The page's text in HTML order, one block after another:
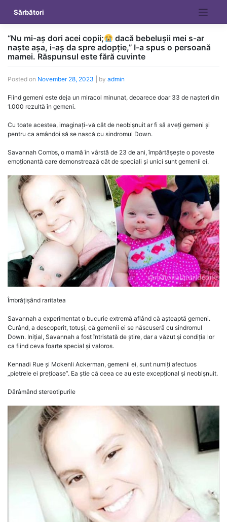
content
Sărbători
“Nu mi-aș dori acei copii;
dacă bebelușii mei s-ar
naște așa, i-aș da spre adopție,” I-a spus o persoană
mamei. Răspunsul este fără cuvinte
Posted on November 28, 2023 by admin
Fiind gemeni este deja un miracol minunat, deoarece doar 33 de nașteri din
1.000 rezultă în gemeni.
Cu toate acestea, imaginați-vă cât de neobișnuit ar fi să aveți gemeni și
pentru ca amândoi să se nască cu sindromul Down.
Savannah Combs, o mamă în vârstă de 23 de ani, împărtășește o poveste
emoționantă care demonstrează cât de speciali și unici sunt gemenii ei.
Îmbrățișând raritatea
Savannah a experimentat o bucurie extremă aflând că așteaptă gemeni.
Curând, a descoperit, totuși, că gemenii ei se născuseră cu sindromul
Down. Inițial, Savannah a fost întristată de știre, dar a văzut și condiția lor
ca fiind ceva foarte special și valoros.
Kennadi Rue și Mckenli Ackerman, gemenii ei, sunt numiți afectuos
„pietrele ei prețioase”. Ea știe că ceea ce au este excepțional și neobișnuit.
Dărâmând stereotipurile